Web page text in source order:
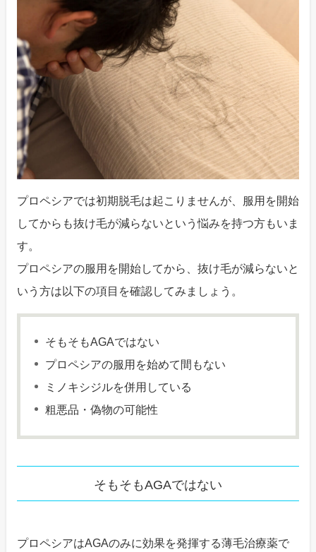
プロペシアでは初期脱毛は起こりませんが、服用を開始
してからも抜け毛が減らないという悩みを持つ方もいま
す。
プロペシアの服用を開始してから、抜け毛が減らないと
いう方は以下の項目を確認してみましょう。
そもそもAGAではない
プロペシアの服用を始めて間もない
ミノキシジルを併用している
粗悪品・偽物の可能性
そもそもAGAではない
プロペシアはAGAのみに効果を発揮する薄毛治療薬で